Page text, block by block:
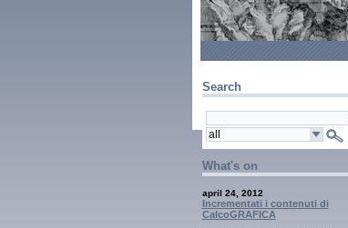
Search
What's on
april 24, 2012
Incrementati i contenuti di
CalcoGRAFICA